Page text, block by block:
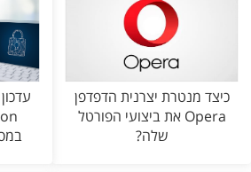
כיצד מנטרת יצרנית הדפדפן
Opera את ביצועי הפורטל
שלה?